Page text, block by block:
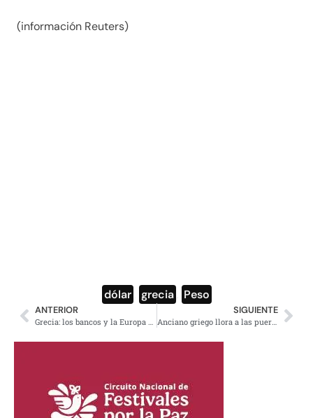
(información Reuters)
dólar grecia Peso
ANTERIOR
Grecia: los bancos y la Europa reaccionaria ven sólo lo inmediato
SIGUIENTE
Anciano griego llora a las puertas de un banco